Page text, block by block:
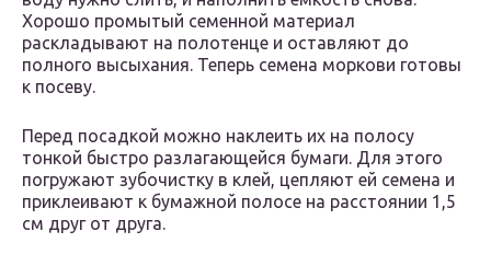
Хорошо промытый семенной материал
раскладывают на полотенце и оставляют до
полного высыхания. Теперь семена моркови готовы
к посеву.
Перед посадкой можно наклеить их на полосу
тонкой быстро разлагающейся бумаги. Для этого
погружают зубочистку в клей, цепляют ей семена и
приклеивают к бумажной полосе на расстоянии 1,5
см друг от друга.